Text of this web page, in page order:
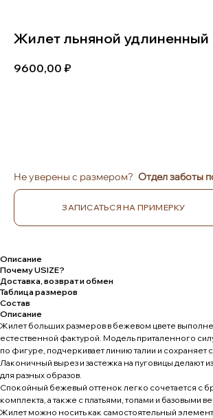
Жилет льняной удлиненный
9600,00
Не уверены с размером? Отдел заботы
ЗАПИСАТЬСЯ НА ПРИМЕРКУ
Описание
Почему USIZE?
Доставка, возврат и обмен
Таблица размеров
Состав
Описание
Жилет больших размеров в бежевом цвете
естественной фактурой. Модель приталенного
по фигуре, подчеркивает линию талии и сохраняет
Лаконичный вырез и застежка на пуговицы делают
для разных образов.
Спокойный бежевый оттенок легко сочетается с
комплекта, а также с платьями, топами и базовыми
Жилет можно носить как самостоятельный элемент